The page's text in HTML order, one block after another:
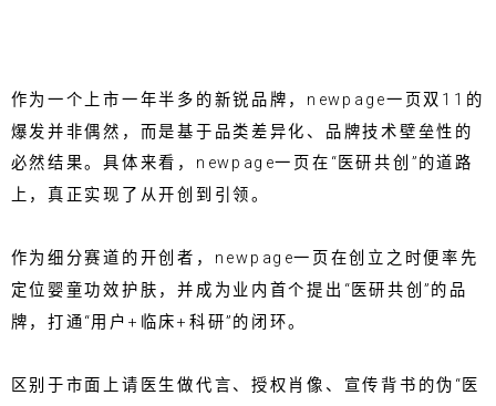
作为一个上市一年半多的新锐品牌，newpage一页双11的
爆发并非偶然，而是基于品类差异化、品牌技术壁垒性的
必然结果。具体来看，newpage一页在“医研共创”的道路
上，真正实现了从开创到引领。
作为细分赛道的开创者，newpage一页在创立之时便率先
定位婴童功效护肤，并成为业内首个提出“医研共创”的品
牌，打通“用户+临床+科研”的闭环。
区别于市面上请医生做代言、授权肖像、宣传背书的伪“医